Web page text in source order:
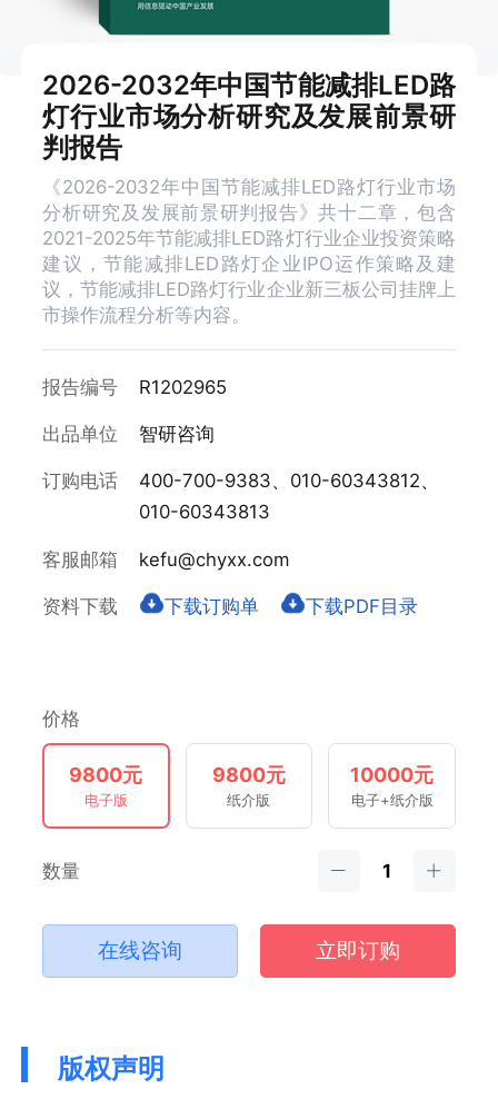
2026-2032年中国节能减排LED路
灯行业市场分析研究及发展前景研
判报告
《2026-2032年中国节能减排LED路灯行业市场
分析研究及发展前景研判报告》共十二章，包含
2021-2025年节能减排LED路灯行业企业投资策略
建议，节能减排LED路灯企业IPO运作策略及建
议，节能减排LED路灯行业企业新三板公司挂牌上
市操作流程分析等内容。
报告编号 R1202965
出品单位 智研咨询
订购电话
400-700-9383、010-60343812、
010-60343813
客服邮箱 kefu@chyxx.com
资料下载 下载订购单 下载PDF目录
价格
9800元
电子版
9800元
纸介版
10000元
电子+纸介版
数量
在线咨询 立即订购
版权声明